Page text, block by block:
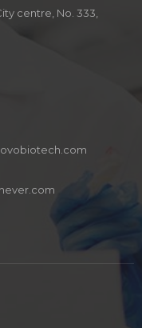
centre, No. 333,